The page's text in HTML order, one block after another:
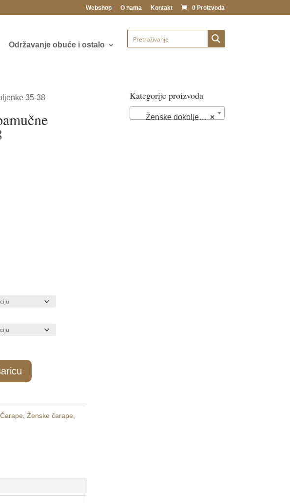
Webshop O nama Kontakt 0 Proizvoda
Održavanje obuće i ostalo
35-38
Čarape ,Ženske čarape
Kategorije proizvoda
×
Ženske dokoljenke (33)